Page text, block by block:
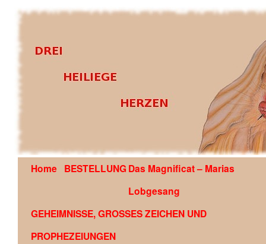
OFFENBARUNG AN EDSON GLAUBER DE SOUZA
Home BESTELLUNG Das Magnificat – Marias
Lobgesang
GEHEIMNISSE, GROSSES ZEICHEN UND
PROPHEZEIUNGEN